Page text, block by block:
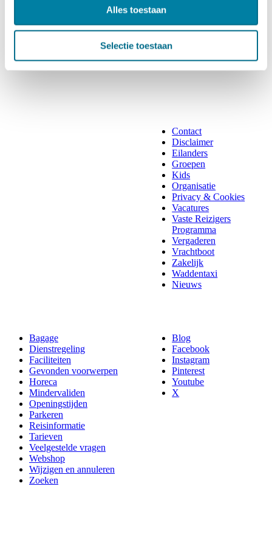
Alles toestaan
Selectie toestaan
Contact
Disclaimer
Eilanders
Groepen
Kids
Organisatie
Privacy & Cookies
Vacatures
Vaste Reizigers
Programma
Vergaderen
Vrachtboot
Zakelijk
Waddentaxi
Nieuws
Bagage
Dienstregeling
Faciliteiten
Gevonden voorwerpen
Horeca
Mindervaliden
Openingstijden
Parkeren
Reisinformatie
Tarieven
Veelgestelde vragen
Webshop
Wijzigen en annuleren
Zoeken
Blog
Facebook
Instagram
Pinterest
Youtube
X